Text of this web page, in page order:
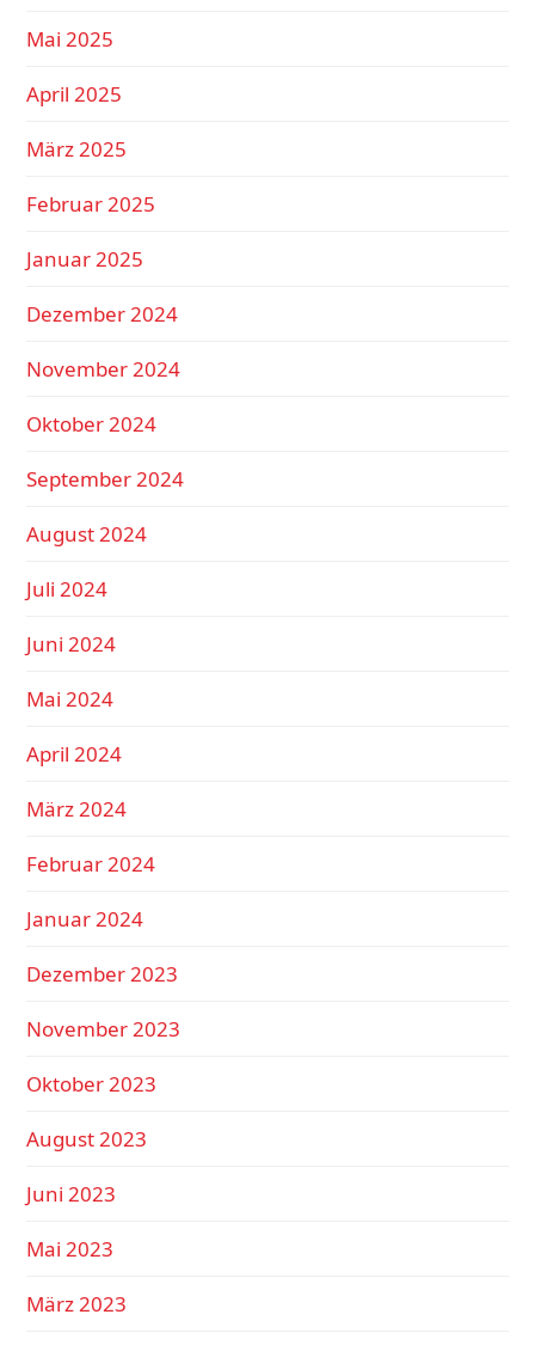
Mai 2025
April 2025
März 2025
Februar 2025
Januar 2025
Dezember 2024
November 2024
Oktober 2024
September 2024
August 2024
Juli 2024
Juni 2024
Mai 2024
April 2024
März 2024
Februar 2024
Januar 2024
Dezember 2023
November 2023
Oktober 2023
August 2023
Juni 2023
Mai 2023
März 2023